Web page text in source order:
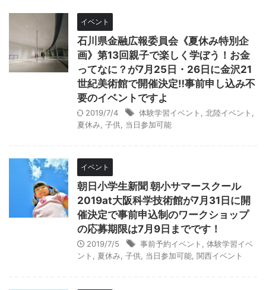
イベント
石川県金融広報委員会《夏休み特別企
画》第13回親子で楽しく学ぼう！お金
ってなに？が7月25日・26日に金沢21
世紀美術館で開催決定‼事前申し込み不
要のイベントですよ
2019/7/4 体験学習イベント 北陸イベント
夏休み 子供 当日参加可能
イベント
朝日小学生新聞 朝小サマースクール
2019at大阪科学技術館が7月31日に開
催決定で事前申込制のワークショップ
の応募期限は7月9日までです！
2019/7/5 事前予約イベント
体験学習イベ
ント
夏休み 子供 当日参加可能 関西イベント